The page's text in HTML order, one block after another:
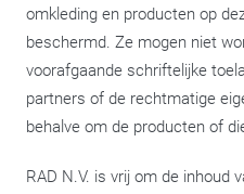
omkleding en producten op
beschermd. Ze mogen niet
voorafgaande schriftelijke
partners of de rechtmatige
behalve om de producten of
RAD N.V. is vrij om de inhoud